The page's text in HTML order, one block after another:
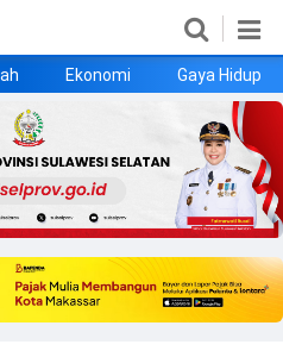
Ekonomi Gaya Hidup